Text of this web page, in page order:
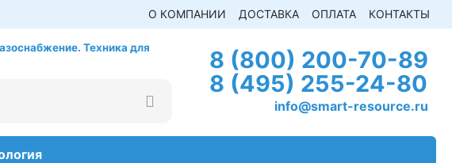
О КОМПАНИИ ДОСТАВКА ОПЛАТА КОНТАКТЫ
Техника для
8 (800) 200-70-89
8 (495) 255-24-80
info@smart-resource.ru